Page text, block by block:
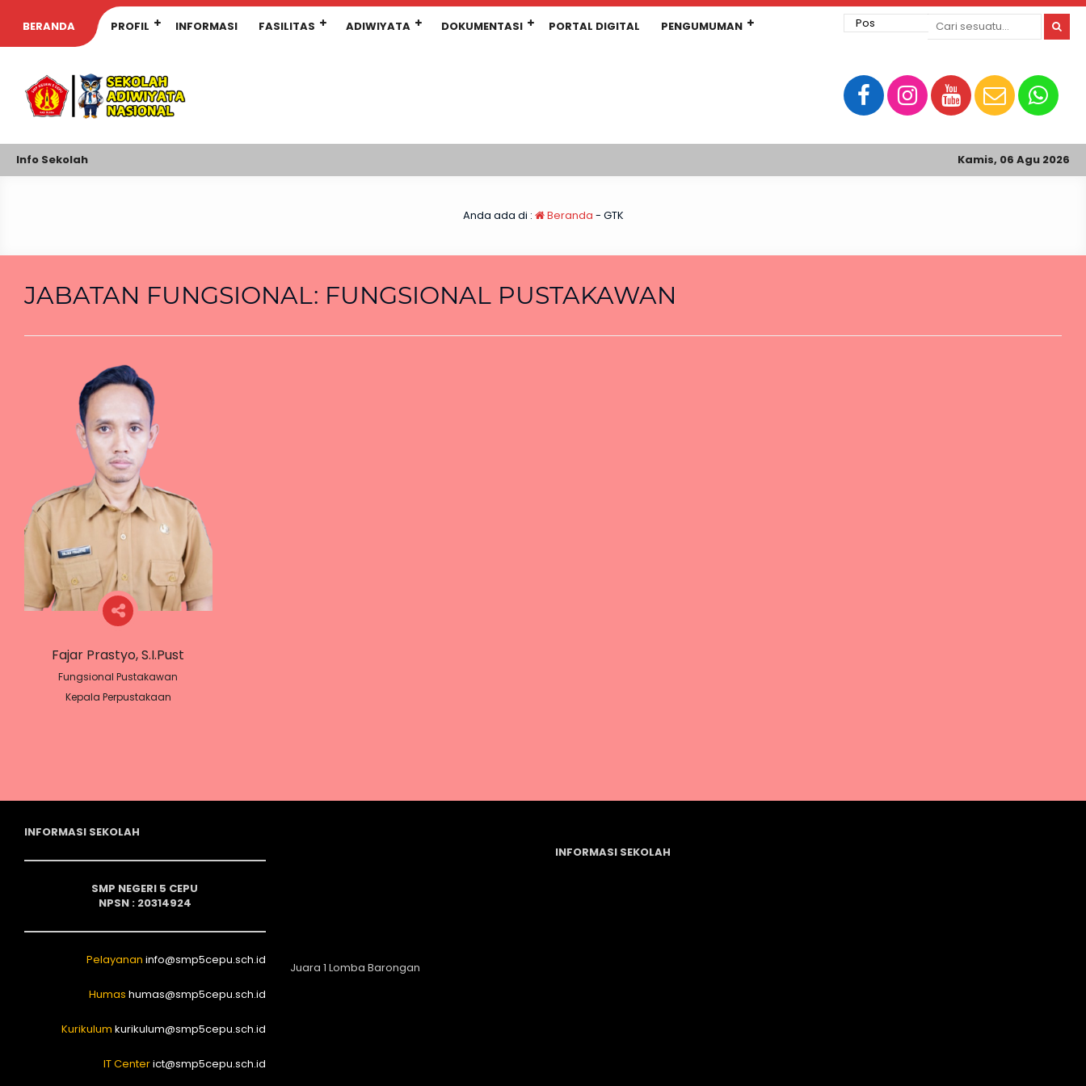
BERANDA PROFIL INFORMASI FASILITAS ADIWIYATA DOKUMENTASI PORTAL DIGITAL PENGUMUMAN
Info Sekolah Kamis, 06 Agu 2026
Anda ada di : Beranda - GTK
JABATAN FUNGSIONAL: FUNGSIONAL PUSTAKAWAN
Fajar Prastyo, S.I.Pust
Fungsional Pustakawan
Kepala Perpustakaan
INFORMASI SEKOLAH
SMP NEGERI 5 CEPU
NPSN : 20314924
Pelayanan info@smp5cepu.sch.id
Humas humas@smp5cepu.sch.id
Kurikulum kurikulum@smp5cepu.sch.id
IT Centerict@smp5cepu.sch.id
Juara 1 Lomba Barongan
INFORMASI SEKOLAH